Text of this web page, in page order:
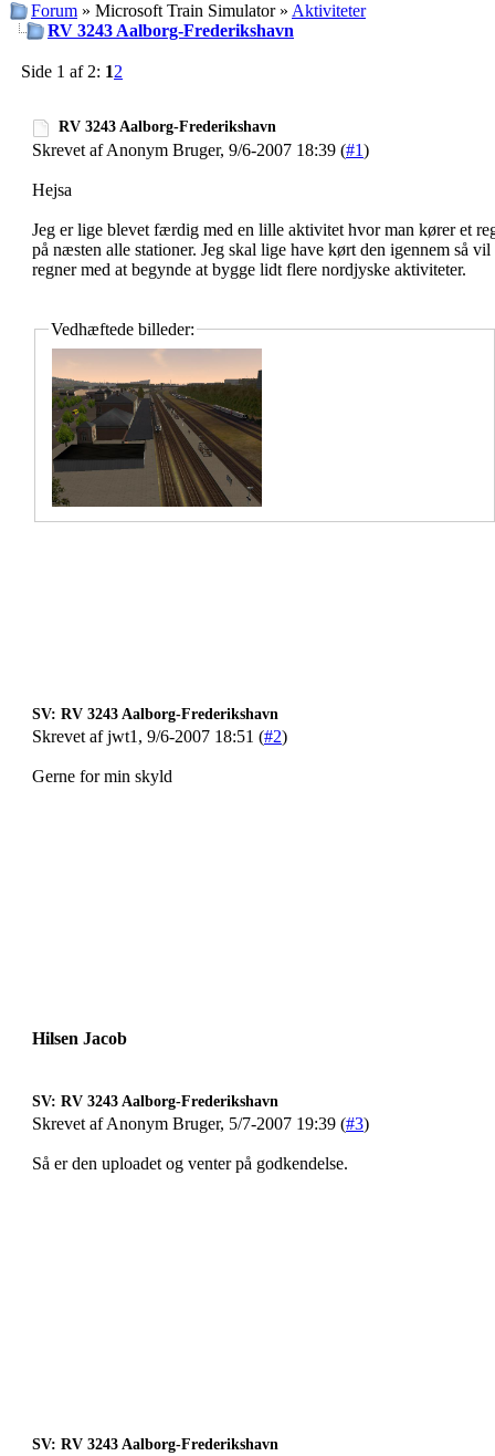
Forum » Microsoft Train Simulator » Aktiviteter
RV 3243 Aalborg-Frederikshavn
Side 1 af 2: 12
RV 3243 Aalborg-Frederikshavn
Skrevet af Anonym Bruger, 9/6-2007 18:39 (#1)
Hejsa
Jeg er lige blevet færdig med en lille aktivitet hvor man kører et
på næsten alle stationer. Jeg skal lige have kørt den igennem så
regner med at begynde at bygge lidt flere nordjyske aktiviteter.
Vedhæftede billeder:
SV: RV 3243 Aalborg-Frederikshavn
Skrevet af jwt1, 9/6-2007 18:51 (#2)
Gerne for min skyld
Hilsen Jacob
SV: RV 3243 Aalborg-Frederikshavn
Skrevet af Anonym Bruger, 5/7-2007 19:39 (#3)
Så er den uploadet og venter på godkendelse.
SV: RV 3243 Aalborg-Frederikshavn